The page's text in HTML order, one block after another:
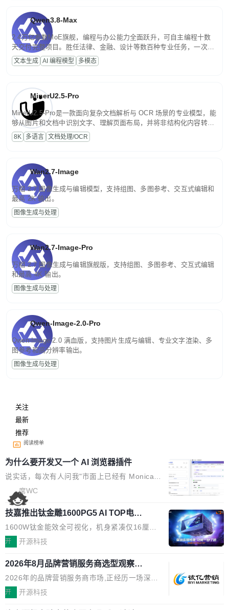
Qwen3.8-Max
2.4万亿参数MoE旗舰，编程与办公能力全面跃升，可自主编程十数
天交付完整项目。胜任法律、金融、设计等数百种专业任务，一次对
话端到端交付生产级成果。原生视觉理解贯穿规划、执行与验证全流
程，支持超长文档与长视频的深度语义解析。长程任务中自主规划与
文本生成 AI 编程模型 多模态
MinerU2.5-Pro
MinerU2.5-Pro是一款面向复杂文档解析与 OCR 场景的专业模型，能
够从图片和文档中识别文字、理解页面布局，并将非结构化内容转换
为便于存储、检索和二次处理的结构化结果。
8K 多语言 文档处理/OCR
Wan2.7-Image
万相 2.7 图像生成与编辑模型，支持组图、多图参考、交互式编辑和
最高 2K 输出。
图像生成与处理
Wan2.7-Image-Pro
万相 2.7 图像生成与编辑旗舰版，支持组图、多图参考、交互式编辑
和最高 4K 输出。
图像生成与处理
Qwen-Image-2.0-Pro
Qwen-Image-2.0 满血版，支持图片生成与编辑、专业文字渲染、多
图参考和高分辨率输出。
图像生成与处理
关注
最新
推荐
阅读榜单
为什么要开发又一个 AI 浏览器插件
说实话，每次有人问我"市面上已经有 Monica、
Sider、Copilot for Chrome 这些 AI 浏览器插件
了，你为什么还要再做一个"，我都觉得这个问题
问得好。 因为我自己也是从用户变成开发者的。
现有产品的天花板 我用过不少 AI 浏览器插件。
刚开始觉得都挺好——选中一段文字，弹出解
要。但用久了你会发现，它们本质上都是同一类
东西：一个带网页上下文的聊天框。 它们能读取
页面的文本，然后把文本丢给大模型，再返回一
段回答。仅此而已。 这当然有用，但总觉得差点
席WC
技嘉推出钛金雕1600PG5 AI TOP电
源：为发烧级主机与本地AI算力打造旗
舰供电方案
1600W钛金能效全可视化，机身紧凑仅16厘米
继2026台北电脑展首度亮相后，技嘉科技近日正
电源专为发烧级DIY主机与本地AI算力平台打
造，整机长度仅16厘米，提供1600W额定功率
与80PLUS钛金能效；支持ATX 3.1与PCIe 5.1
规范，结合服务器级元件、完善供电线材与内置
开 开源科技
2026年8月品牌营销服务商选型观察：
从流量思维到品牌资产思维的范式转移
2026年的品牌营销服务商市场,正经历一场深刻
的价值重构。全球全案品牌代理机构市场从2025
开 开源科技